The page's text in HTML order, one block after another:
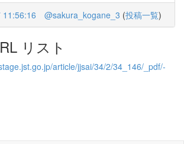
@sakura_kogane_3 (投稿一覧)
リスト
article/jjsai/34/2/34_146/_pdf/-